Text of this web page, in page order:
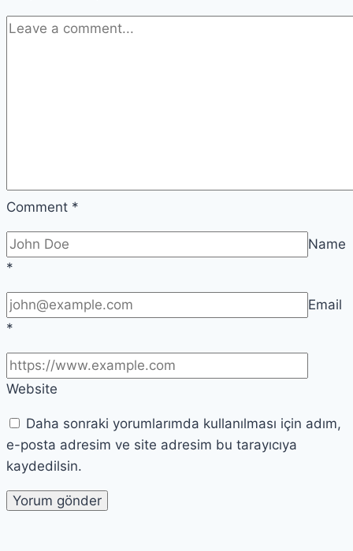
Comment *
Name
*
Email
*
Website
Daha sonraki yorumlarımda kullanılması için adım,
e-posta adresim ve site adresim bu tarayıcıya
kaydedilsin.